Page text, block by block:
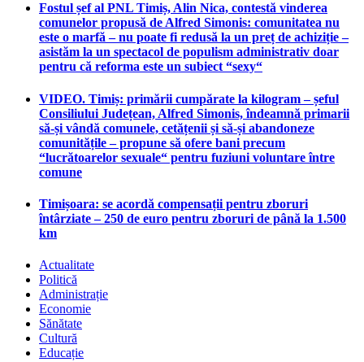
Fostul șef al PNL Timiș, Alin Nica, contestă vinderea
comunelor propusă de Alfred Simonis: comunitatea nu
este o marfă – nu poate fi redusă la un preț de achiziție –
asistăm la un spectacol de populism administrativ doar
pentru că reforma este un subiect “sexy“
VIDEO. Timiș: primării cumpărate la kilogram – șeful
Consiliului Județean, Alfred Simonis, îndeamnă primarii
să-și vândă comunele, cetățenii și să-și abandoneze
comunitățile – propune să ofere bani precum
“lucrătoarelor sexuale“ pentru fuziuni voluntare între
comune
Timișoara: se acordă compensații pentru zboruri
întârziate – 250 de euro pentru zboruri de până la 1.500
km
Actualitate
Politică
Administrație
Economie
Sănătate
Cultură
Educație